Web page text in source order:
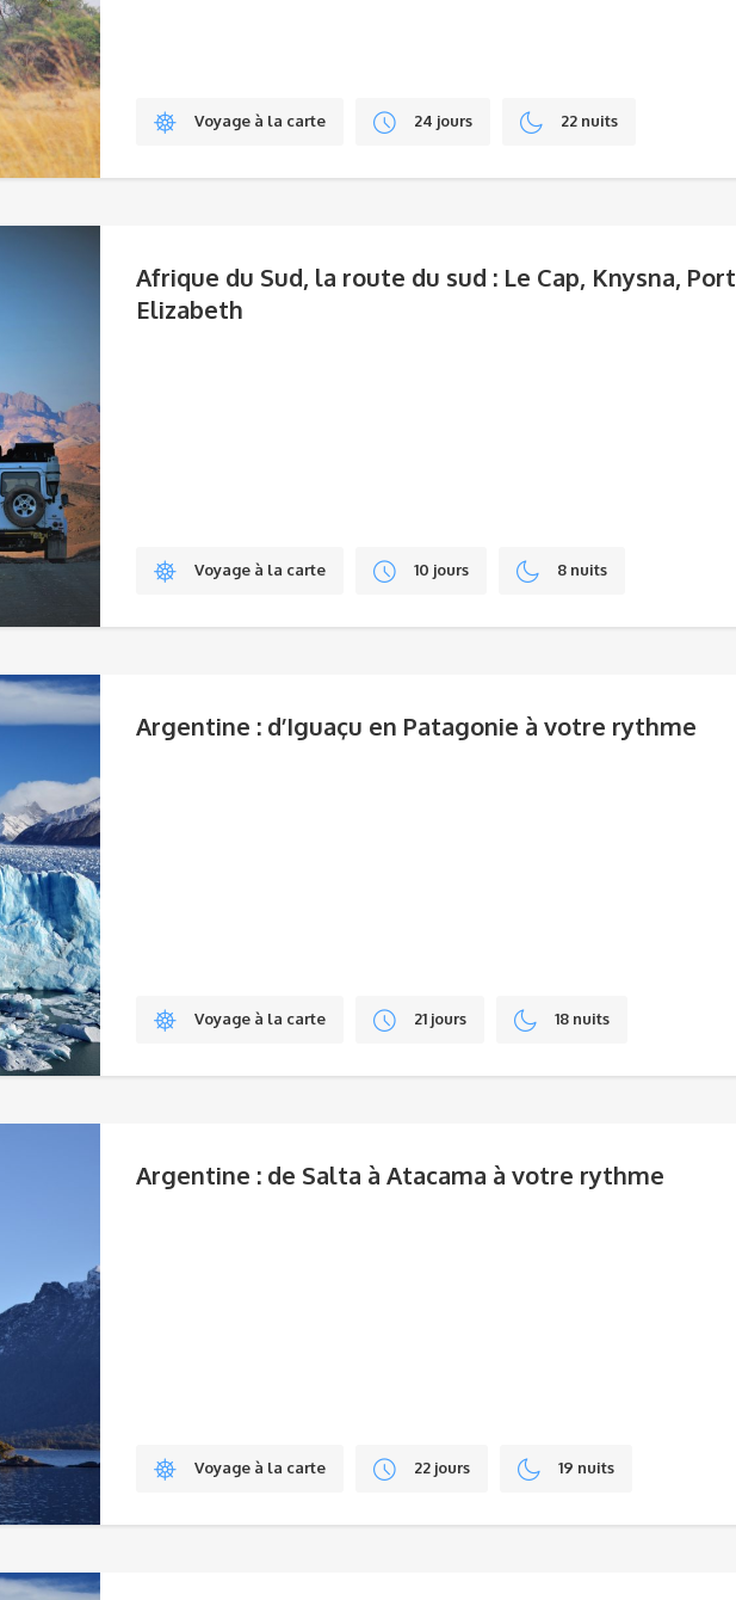
Voyage à la carte 24 jours 22 nuits
Afrique du Sud, la route du sud : Le Cap, Knysna, Port
Elizabeth
Voyage à la carte 10 jours 8 nuits
Argentine : d’Iguaçu en Patagonie à votre rythme
Voyage à la carte 21 jours 18 nuits
Argentine : de Salta à Atacama à votre rythme
Voyage à la carte 22 jours 19 nuits